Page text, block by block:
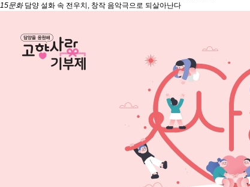
15문화담양 설화 속 전우치, 창작 음악극으로 되살아난다